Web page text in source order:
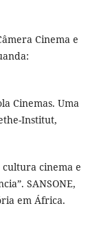
Cinema e
Cinemas. Uma
Institut,
cultura cinema e
SANSONE,
em África.